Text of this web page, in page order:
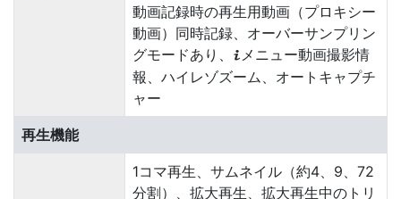
動画記録時の再生用動画（プロキシー
動画）同時記録、オーバーサンプリン
グモードあり、
i メニュー動画撮影情
報、ハイレゾズーム、オートキャプチ
ャー
再生機能
1コマ再生、サムネイル（約4、9、72
分割）、拡大再生、拡大再生中のトリ